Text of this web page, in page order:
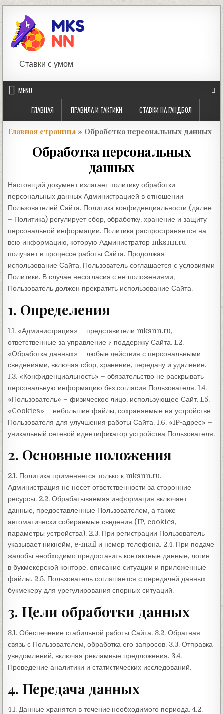
content
Ставки с умом
MENU
ГЛАВНАЯ
ПРАВИЛА И ТАКТИКИ СТАВКИ НА ГАНДБОЛ
Главная страница » Обработка персональных данных
Обработка персональных
данных
Настоящий документ излагает политику обработки
персональных данных Администрацией в отношении
Пользователей Сайта. Политика конфиденциальности (далее
– Политика) регулирует сбор, обработку, хранение и защиту
персональной информации. Политика распространяется на
всю информацию, которую Администратор mksnn.ru
получает в процессе работы Сайта. Продолжая
использование Сайта, Пользователь соглашается с условиями
Политики. В случае несогласия с ее положениями,
Пользователь должен прекратить использование Сайта.
1. Определения
1.1. «Администрация» – представители mksnn.ru,
ответственные за управление и поддержку Сайта. 1.2.
«Обработка данных» – любые действия с персональными
сведениями, включая сбор, хранение, передачу и удаление.
1.3. «Конфиденциальность» – обязательство не раскрывать
персональную информацию без согласия Пользователя. 1.4.
«Пользователь» – физическое лицо, использующее Сайт. 1.5.
«Cookies» – небольшие файлы, сохраняемые на устройстве
Пользователя для улучшения работы Сайта. 1.6. «IP-адрес» –
уникальный сетевой идентификатор устройства Пользователя.
2. Основные положения
2.1. Политика применяется только к mksnn.ru.
Администрация не несет ответственности за сторонние
ресурсы. 2.2. Обрабатываемая информация включает
данные, предоставленные Пользователем, а также
автоматически собираемые сведения (IP, cookies,
параметры устройства). 2.3. При регистрации Пользователь
указывает никнейм, e-mail и номер телефона. 2.4. При подаче
жалобы необходимо предоставить контактные данные, логин
в букмекерской конторе, описание ситуации и приложенные
файлы. 2.5. Пользователь соглашается с передачей данных
букмекеру для урегулирования спорных ситуаций.
3. Цели обработки данных
3.1. Обеспечение стабильной работы Сайта. 3.2. Обратная
связь с Пользователем, обработка его запросов. 3.3. Отправка
уведомлений, включая рекламные предложения. 3.4.
Проведение аналитики и статистических исследований.
4. Передача данных
4.1. Данные хранятся в течение необходимого периода. 4.2.